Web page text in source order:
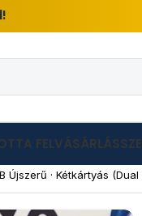
FELVÁSÁRLÁS
Újszerű · Kétkártyás (Dual